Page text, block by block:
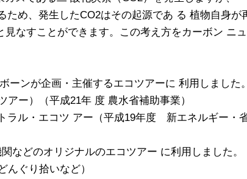
ため、発生したCO2はその起源であ る 植物自身が
なすことができます。この考え方をカーボン ニュ
ンが企画・主催するエコツアーに 利用しました。
ー）（平成21年 度 農水省補助事業）
ル・エコツ アー（平成19年度 新エネルギー・
などのオリジナルのエコツアー に利用しました。
ぐり拾いなど）